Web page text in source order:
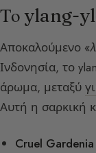
Το ylang-
Αποκαλούμενο «
Ινδονησία, το
άρωμα, μεταξύ
Αυτή η σαρκική
Cruel Gardenia